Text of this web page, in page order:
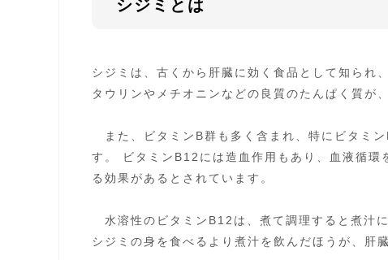
シジミとは
シジミは、古くから肝臓に効く食品として知られ
タウリンやメチオニンなどの良質のたんぱく質が
また、ビタミンB群も多く含まれ、特にビタミ
す。 ビタミンB12には造血作用もあり、血液循環
る効果があるとされています。
水溶性のビタミンB12は、煮て調理すると煮汁
シジミの身を食べるより煮汁を飲んだほうが、肝